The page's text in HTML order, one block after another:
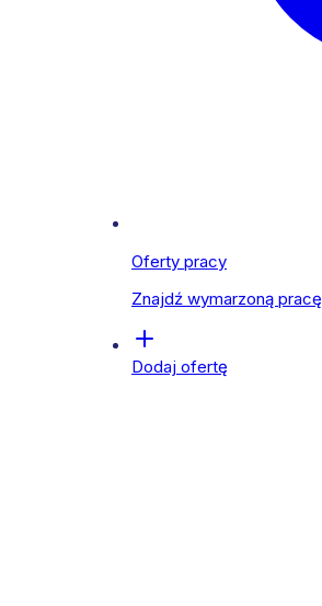
Oferty pracy
Znajdź wymarzoną pracę
Dodaj ofertę